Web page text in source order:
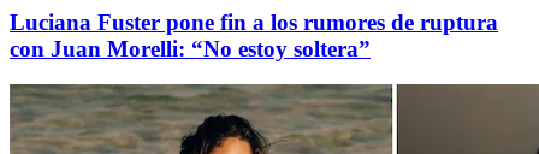
Luciana Fuster pone fin a los rumores de ruptura
con Juan Morelli: “No estoy soltera”